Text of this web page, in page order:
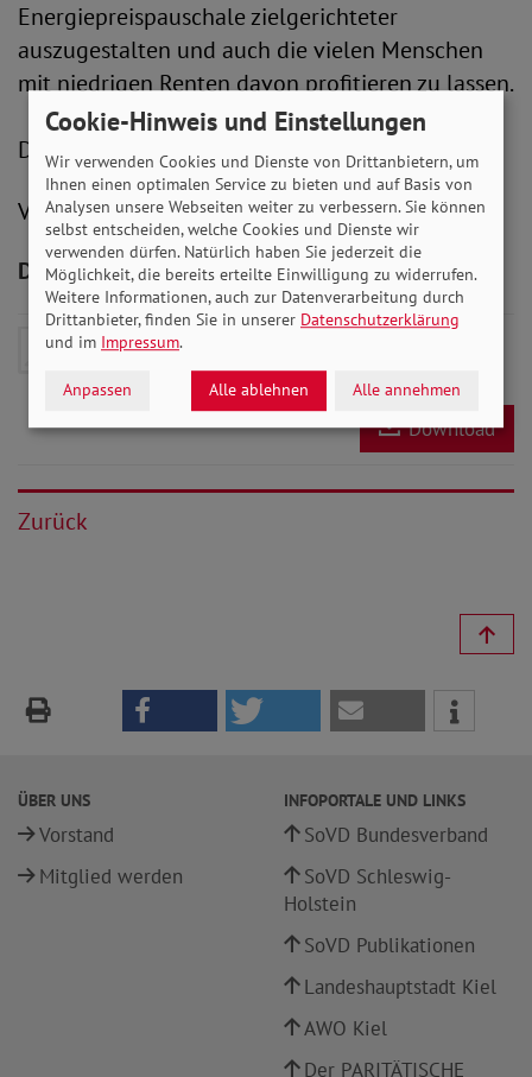
Energiepreispauschale zielgerichteter
auszugestalten und auch die vielen Menschen
mit niedrigen Renten davon profitieren zu lassen.
Den gesamten offenen Brief finden Sie HIER
V.i.S.d.P.: Peter-Michael Zernechel
Downloads zum Artikel
Offener Brief von SoVD-Präsident
Adolf Bauer- 145 KB
Download
Zurück
ÜBER UNS
Vorstand
Mitglied werden
INFOPORTALE UND LINKS
SoVD Bundesverband
SoVD Schleswig-
Holstein
SoVD Publikationen
Landeshauptstadt Kiel
AWO Kiel
Der PARITÄTISCHE
Cookie-Hinweis und Einstellungen
Wir verwenden Cookies und Dienste von Drittanbietern, um
Ihnen einen optimalen Service zu bieten und auf Basis von
Analysen unsere Webseiten weiter zu verbessern. Sie können
selbst entscheiden, welche Cookies und Dienste wir
verwenden dürfen. Natürlich haben Sie jederzeit die
Möglichkeit, die bereits erteilte Einwilligung zu widerrufen.
Weitere Informationen, auch zur Datenverarbeitung durch
Drittanbieter, finden Sie in unserer Datenschutzerklärung
und im Impressum.
Anpassen Alle ablehnen Alle annehmen